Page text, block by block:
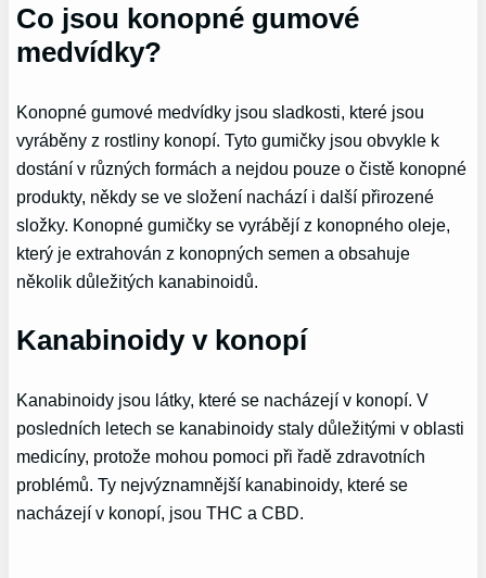
Co jsou konopné gumové
medvídky?
Konopné gumové medvídky jsou sladkosti, které jsou
vyráběny z rostliny konopí. Tyto gumičky jsou obvykle k
dostání v různých formách a nejdou pouze o čistě konopné
produkty, někdy se ve složení nachází i další přirozené
složky. Konopné gumičky se vyrábějí z konopného oleje,
který je extrahován z konopných semen a obsahuje
několik důležitých kanabinoidů.
Kanabinoidy v konopí
Kanabinoidy jsou látky, které se nacházejí v konopí. V
posledních letech se kanabinoidy staly důležitými v oblasti
medicíny, protože mohou pomoci při řadě zdravotních
problémů. Ty nejvýznamnější kanabinoidy, které se
nacházejí v konopí, jsou THC a CBD.